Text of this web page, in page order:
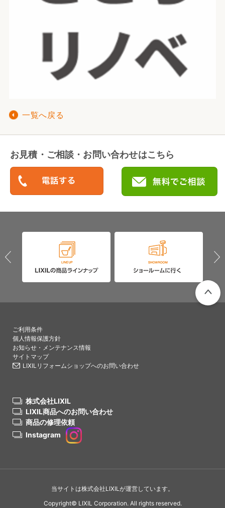
一覧へ戻る
お見積・ご相談・お問い合わせはこちら
ご利用条件
個人情報保護方針
お知らせ・メンテナンス情報
サイトマップ
LIXILリフォームショップへのお問い合わせ
株式会社LIXIL
LIXIL商品へのお問い合わせ
商品の修理依頼
Instagram
当サイトは株式会社LIXILが運営しています。
Copyright© LIXIL Corporation. All rights reserved.